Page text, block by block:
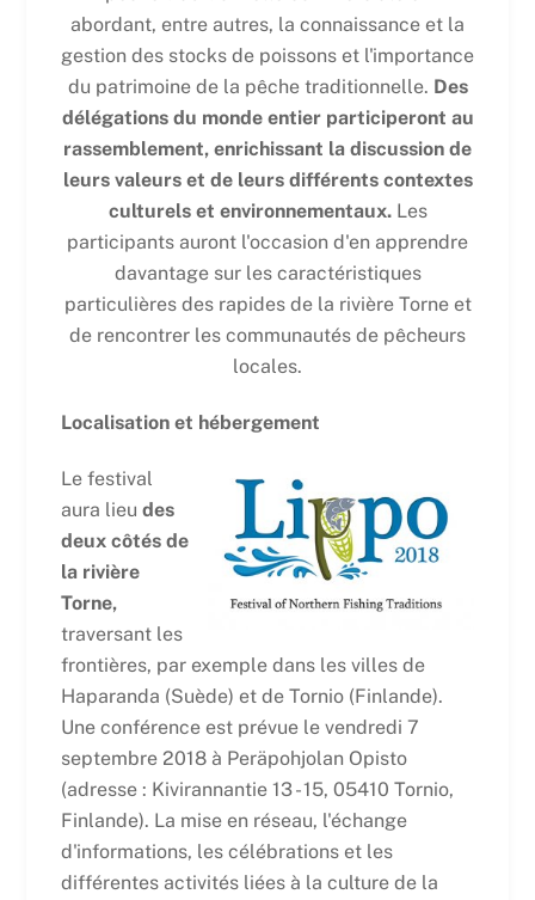
abordant, entre autres, la connaissance et la
gestion des stocks de poissons et l'importance
du patrimoine de la pêche traditionnelle. Des
délégations du monde entier participeront au
rassemblement, enrichissant la discussion de
leurs valeurs et de leurs différents contextes
culturels et environnementaux. Les
participants auront l'occasion d'en apprendre
davantage sur les caractéristiques
particulières des rapides de la rivière Torne et
de rencontrer les communautés de pêcheurs
locales.
Localisation et hébergement
Le festival
aura lieu des
deux côtés de
la rivière
Torne,
traversant les
frontières, par exemple dans les villes de
Haparanda (Suède) et de Tornio (Finlande).
Une conférence est prévue le vendredi 7
septembre 2018 à Peräpohjolan Opisto
(adresse : Kivirannantie 13 - 15, 05410 Tornio,
Finlande). La mise en réseau, l'échange
d'informations, les célébrations et les
différentes activités liées à la culture de la